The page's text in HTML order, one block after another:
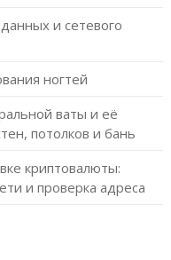
и сетевого
ногтей
ваты и её
потолков и бань
криптовалюты:
и проверка адреса